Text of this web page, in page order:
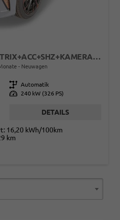
VZ FÖRDERFÄHIG+MATRIX+ACC+SHZ+KAMERA+KESSY+DCC+20" ALU
Neuwagen
Getriebe Automatik
Leistung 240 kW (326 PS)
DETAILS
16,20 kWh/100km
km